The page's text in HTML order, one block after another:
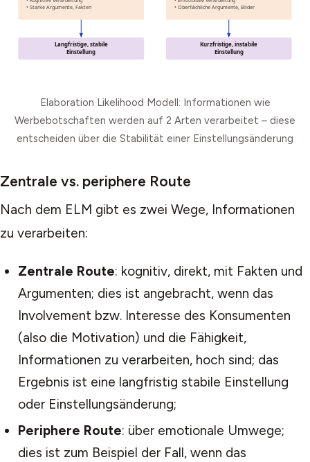
Elaboration Likelihood Modell: Informationen wie
Werbebotschaften werden auf 2 Arten verarbeitet – diese
entscheiden über die Stabilität einer Einstellungsänderung
Zentrale vs. periphere Route
Nach dem ELM gibt es zwei Wege, Informationen
zu verarbeiten:
Zentrale Route: kognitiv, direkt, mit Fakten und
Argumenten; dies ist angebracht, wenn das
Involvement bzw. Interesse des Konsumenten
(also die Motivation) und die Fähigkeit,
Informationen zu verarbeiten, hoch sind; das
Ergebnis ist eine langfristig stabile Einstellung
oder Einstellungsänderung;
Periphere Route: über emotionale Umwege;
dies ist zum Beispiel der Fall, wenn das